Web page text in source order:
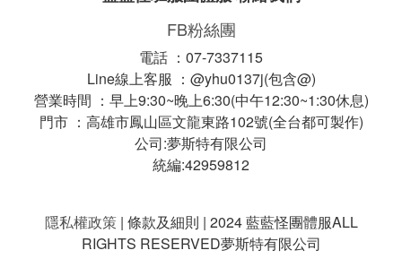
FB粉絲團
電話 ：07-7337115
Line線上客服 ：@yhu0137j(包含@)
營業時間 ：早上9:30~晚上6:30(中午12:30~1:30休息)
門市 ：高雄市鳳山區文龍東路102號(全台都可製作)
公司:夢斯特有限公司
統編:42959812
隱私權政策| 條款及細則 | 2024 藍藍怪團體服ALL
RIGHTS RESERVED夢斯特有限公司